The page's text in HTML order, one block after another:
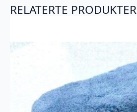
RELATERTE PRODUKTER